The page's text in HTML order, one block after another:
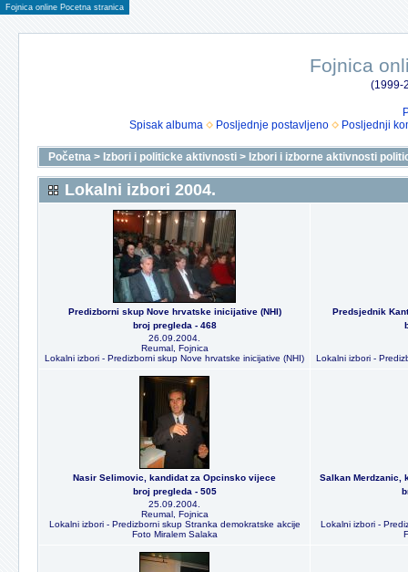
Fojnica online Pocetna stranica
Fojnica
(1999-
Spisak albuma
Posljednje postavljeno Posljednji
Početna > Izbori i politicke aktivnosti > Izbori i izborne aktivnosti
Lokalni izbori 2004.
Predizborni skup Nove hrvatske inicijative (NHI)
broj pregleda - 468
26.09.2004.
Reumal, Fojnica
Lokalni izbori - Predizborni skup Nove hrvatske inicijative (NHI)
Predsjednik
Lokalni izbori -
Nasir Selimovic, kandidat za Opcinsko vijece
broj pregleda - 505
25.09.2004.
Reumal, Fojnica
Lokalni izbori - Predizborni skup Stranka demokratske akcije
Foto Miralem Salaka
Salkan Merdzanic,
Lokalni izbori -